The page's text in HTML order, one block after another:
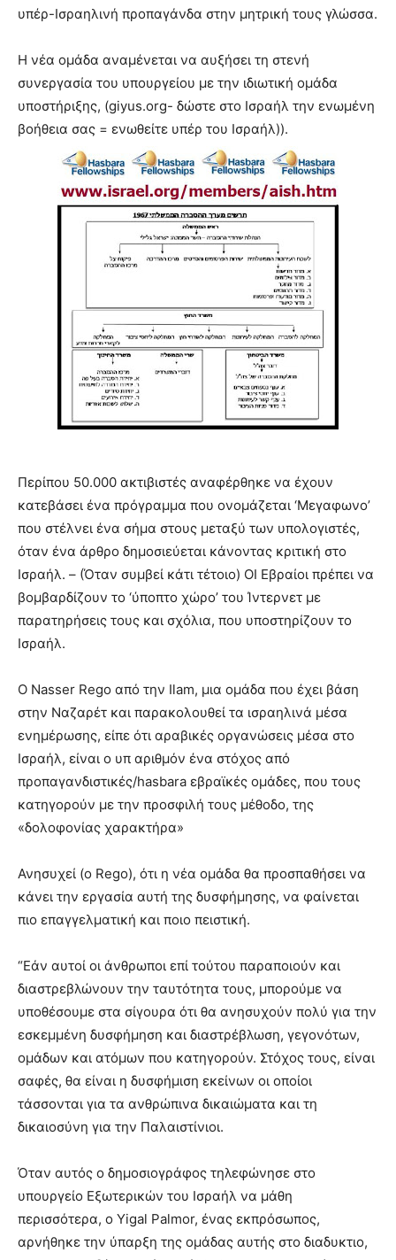
υπέρ-Ισραηλινή προπαγάνδα στην μητρική τους γλώσσα.
Η νέα ομάδα αναμένεται να αυξήσει τη στενή
συνεργασία του υπουργείου με την ιδιωτική ομάδα
υποστήριξης, (giyus.org- δώστε στο Ισραήλ την ενωμένη
βοήθεια σας = ενωθείτε υπέρ του Ισραήλ)).
Περίπου 50.000 ακτιβιστές αναφέρθηκε να έχουν
κατεβάσει ένα πρόγραμμα που ονομάζεται ‘Μεγαφωνο’
που στέλνει ένα σήμα στους μεταξύ των υπολογιστές,
όταν ένα άρθρο δημοσιεύεται κάνοντας κριτική στο
Ισραήλ. – (Όταν συμβεί κάτι τέτοιο) ΟΙ Εβραίοι πρέπει να
βομβαρδίζουν το ‘ύποπτο χώρο’ του Ίντερνετ με
παρατηρήσεις τους και σχόλια, που υποστηρίζουν το
Ισραήλ.
Ο Nasser Rego από την Ilam, μια ομάδα που έχει βάση
στην Ναζαρέτ και παρακολουθεί τα ισραηλινά μέσα
ενημέρωσης, είπε ότι αραβικές οργανώσεις μέσα στο
Ισραήλ, είναι ο υπ αριθμόν ένα στόχος από
προπαγανδιστικές/hasbara εβραϊκές ομάδες, που τους
κατηγορούν με την προσφιλή τους μέθοδο, της
«δολοφονίας χαρακτήρα»
Ανησυχεί (ο Rego), ότι η νέα ομάδα θα προσπαθήσει να
κάνει την εργασία αυτή της δυσφήμησης, να φαίνεται
πιο επαγγελματική και ποιο πειστική.
“Εάν αυτοί οι άνθρωποι επί τούτου παραποιούν και
διαστρεβλώνουν την ταυτότητα τους, μπορούμε να
υποθέσουμε στα σίγουρα ότι θα ανησυχούν πολύ για την
εσκεμμένη δυσφήμηση και διαστρέβλωση, γεγονότων,
ομάδων και ατόμων που κατηγορούν. Στόχος τους, είναι
σαφές, θα είναι η δυσφήμιση εκείνων οι οποίοι
τάσσονται για τα ανθρώπινα δικαιώματα και τη
δικαιοσύνη για την Παλαιστίνιοι.
Όταν αυτός ο δημοσιογράφος τηλεφώνησε στο
υπουργείο Εξωτερικών του Ισραήλ να μάθη
περισσότερα, ο Yigal Palmor, ένας εκπρόσωπος,
αρνήθηκε την ύπαρξη της ομάδας αυτής στο διαδυκτιο,